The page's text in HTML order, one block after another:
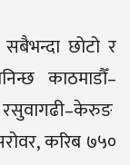
छोटो र
काठमाडौँ–
करिब ७५०